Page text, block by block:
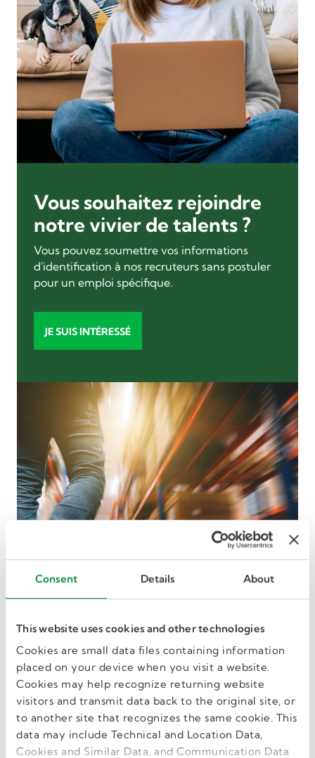
Consent Details About
This website uses cookies and other technologies
Cookies are small data files containing information
placed on your device when you visit a website.
Cookies may help recognize returning website
visitors and transmit data back to the original site, or
to another site that recognizes the same cookie. This
data may include Technical and Location Data,
Cookies and Similar Data, and Communication Data
Vous souhaitez rejoindre
notre vivier de talents ?
Vous pouvez soumettre vos informations
d'identification à nos recruteurs sans postuler
pour un emploi spécifique.
JE SUIS INTÉRESSÉ
Décrochez un
excellent travail,
rapidement lors d'un